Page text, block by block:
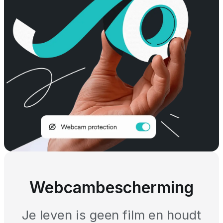
Webcambescherming
Je leven is geen film en houdt